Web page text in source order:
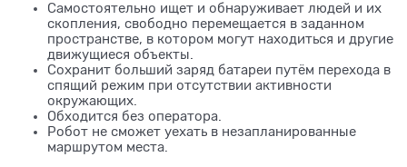
Самостоятельно ищет и обнаруживает людей и их
скопления, свободно перемещается в заданном
пространстве, в котором могут находиться и другие
движущиеся объекты.
Сохранит больший заряд батареи путём перехода в
спящий режим при отсутствии активности
окружающих.
Обходится без оператора.
Робот не сможет уехать в незапланированные
маршрутом места.